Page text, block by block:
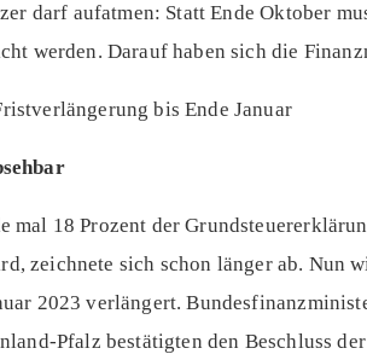
darf aufatmen: Statt Ende Oktober
werden. Darauf haben sich die
mal 18 Prozent der
zeichnete sich schon länger ab. Nun
2023 verlängert.
Pfalz bestätigten den Beschluss